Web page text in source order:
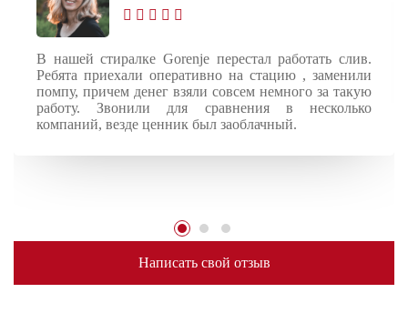
В нашей стиралке Gorenje перестал работать слив.
Ребята приехали оперативно на стацию , заменили
помпу, причем денег взяли совсем немного за такую
работу. Звонили для сравнения в несколько
компаний, везде ценник был заоблачный.
Написать свой отзыв